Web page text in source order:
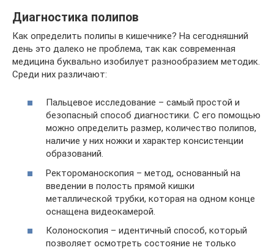
Диагностика полипов
Как определить полипы в кишечнике? На сегодняшний
день это далеко не проблема, так как современная
медицина буквально изобилует разнообразием методик.
Среди них различают:
Пальцевое исследование – самый простой и
безопасный способ диагностики. С его помощью
можно определить размер, количество полипов,
наличие у них ножки и характер консистенции
образований.
Ректороманоскопия – метод, основанный на
введении в полость прямой кишки
металлической трубки, которая на одном конце
оснащена видеокамерой.
Колоноскопия – идентичный способ, который
позволяет осмотреть состояние не только